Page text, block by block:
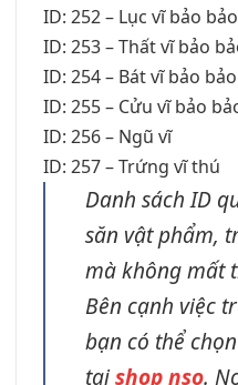
ID: 252 – Lục vĩ bảo bảo
ID: 253 – Thất vĩ bảo
ID: 254 – Bát vĩ bảo bảo
ID: 255 – Cửu vĩ bảo
ID: 256 – Ngũ vĩ
ID: 257 – Trứng vĩ thú
Danh sách ID
săn vật phẩm,
mà không mất
Bên cạnh việc
bạn có thể
tạishop nso.